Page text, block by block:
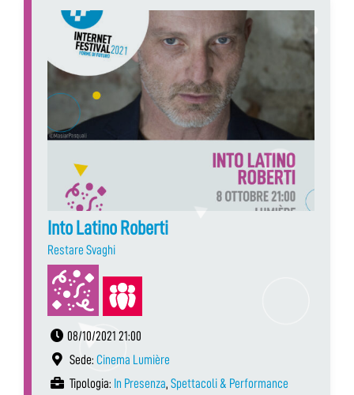
Into Latino Roberti
Restare Svaghi
08/10/2021 21:00
Sede: Cinema Lumière
Tipologia: In Presenza, Spettacoli & Performance